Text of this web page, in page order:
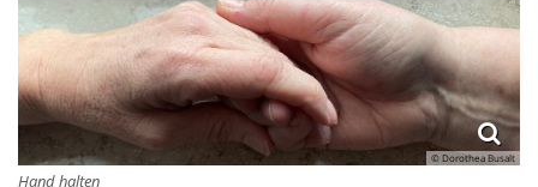
© Dorothea Busalt
Hand halten